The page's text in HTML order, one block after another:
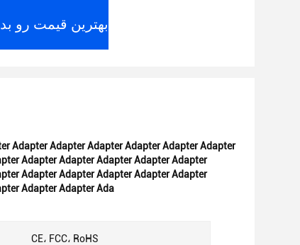
بهترین قیمت رو
Adapter Adapter Adapter Adapter Adapter
Adapter Adapter Adapter Adapter Adapter
Adapter Adapter Ada
CE، FCC، RoHS